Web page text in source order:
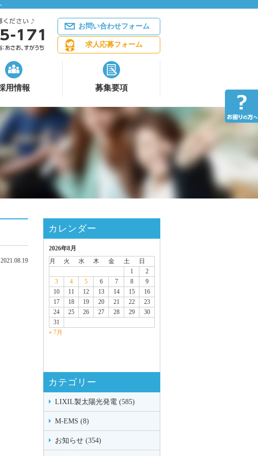
お問い合わせフォーム
求人応募フォーム
用情報 募集要項
2021.08.19
カレンダー
2026年8月
月
火 水 木 金 土
日
1
2
3
4 5 6 7 8
9
10
11 12 13 14 15
16
17
18 19 20 21 22
23
24
25 26 27 28 29
30
31
« 7月
カテゴリー
LIXIL製太陽光発電 (585)
M-EMS (8)
お知らせ (354)